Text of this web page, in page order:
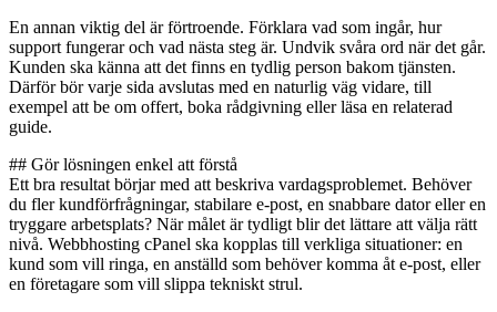
En annan viktig del är förtroende. Förklara vad som ingår, hur
support fungerar och vad nästa steg är. Undvik svåra ord när det går.
Kunden ska känna att det finns en tydlig person bakom tjänsten.
Därför bör varje sida avslutas med en naturlig väg vidare, till
exempel att be om offert, boka rådgivning eller läsa en relaterad
guide.
## Gör lösningen enkel att förstå
Ett bra resultat börjar med att beskriva vardagsproblemet. Behöver
du fler kundförfrågningar, stabilare e-post, en snabbare dator eller en
tryggare arbetsplats? När målet är tydligt blir det lättare att välja rätt
nivå. Webbhosting cPanel ska kopplas till verkliga situationer: en
kund som vill ringa, en anställd som behöver komma åt e-post, eller
en företagare som vill slippa tekniskt strul.